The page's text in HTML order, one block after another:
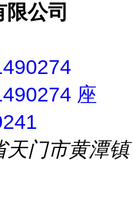
公司
座
天门市黄潭镇